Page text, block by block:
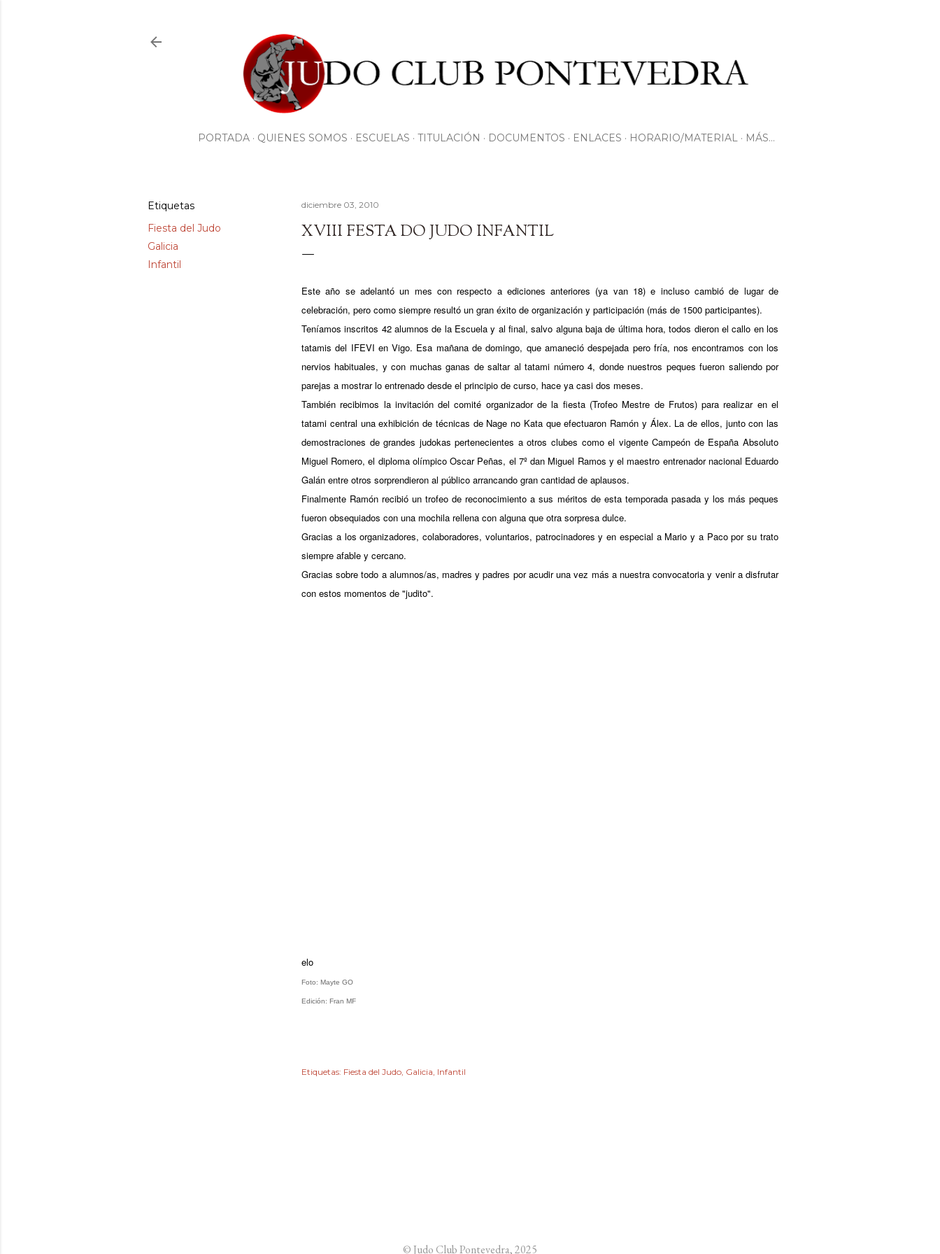
PORTADA QUIENES SOMOS ESCUELAS TITULACIÓN DOCUMENTOS ENLACES HORARIO/MATERIAL MÁS…
Etiquetas
Fiesta del Judo
Galicia
Infantil
diciembre 03, 2010
XVIII FESTA DO JUDO INFANTIL
Este año se adelantó un mes con respecto a ediciones anteriores (ya van 18) e incluso cambió de lugar de
celebración, pero como siempre resultó un gran éxito de organización y participación (más de 1500 participantes).
Teníamos inscritos 42 alumnos de la Escuela y al final, salvo alguna baja de última hora, todos dieron el callo en los
tatamis del IFEVI en Vigo. Esa mañana de domingo, que amaneció despejada pero fría, nos encontramos con los
nervios habituales, y con muchas ganas de saltar al tatami número 4, donde nuestros peques fueron saliendo por
parejas a mostrar lo entrenado desde el principio de curso, hace ya casi dos meses.
También recibimos la invitación del comité organizador de la fiesta (Trofeo Mestre de Frutos) para realizar en el
tatami central una exhibición de técnicas de Nage no Kata que efectuaron Ramón y Álex. La de ellos, junto con las
demostraciones de grandes judokas pertenecientes a otros clubes como el vigente Campeón de España Absoluto
Miguel Romero, el diploma olímpico Oscar Peñas, el 7º dan Miguel Ramos y el maestro entrenador nacional Eduardo
Galán entre otros sorprendieron al público arrancando gran cantidad de aplausos.
Finalmente Ramón recibió un trofeo de reconocimiento a sus méritos de esta temporada pasada y los más peques
fueron obsequiados con una mochila rellena con alguna que otra sorpresa dulce.
Gracias a los organizadores, colaboradores, voluntarios, patrocinadores y en especial a Mario y a Paco por su trato
siempre afable y cercano.
Gracias sobre todo a alumnos/as, madres y padres por acudir una vez más a nuestra convocatoria y venir a disfrutar
con estos momentos de "judito".
elo
Foto: Mayte GO
Edición: Fran MF
Etiquetas: Fiesta del Judo Galicia Infantil
© Judo Club Pontevedra, 2025